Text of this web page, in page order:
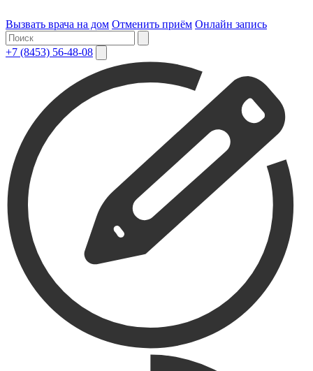
Вызвать врача на дом Отменить приём Онлайн запись
+7 (8453) 56-48-08